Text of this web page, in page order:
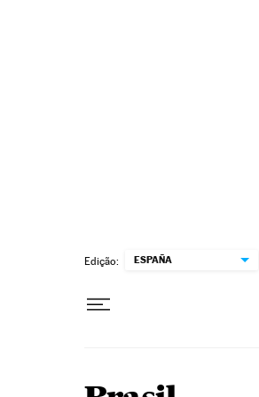
Edição: ESPAÑA